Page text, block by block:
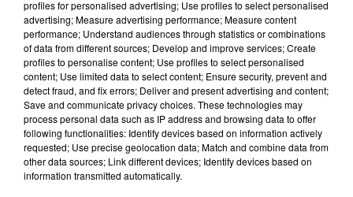
récompensée très tôt, puis passée derrière la caméra,
Hafsia Herzi a construit une trajectoire solide, loin des
effets de mode. Son parcours, marqué par une exigence
constante, fait d’elle l’un des visages les plus singuliers
de sa génération.
Laïla Marrakchi, un retour cannois ancré dans le réel
Laïla Marrakchi revient également sur la Croisette
avecLa Más Dulce, sélectionné à Un Certain Regard. Le
film suit deux jeunes Marocaines parties travailler
profiles for personalised advertising; Use profiles to select personalised
advertising; Measure advertising performance; Measure content
performance; Understand audiences through statistics or combinations
of data from different sources; Develop and improve services; Create
profiles to personalise content; Use profiles to select personalised
content; Use limited data to select content; Ensure security, prevent and
detect fraud, and fix errors; Deliver and present advertising and content;
Save and communicate privacy choices. These technologies may
process personal data such as IP address and browsing data to offer
following functionalities: Identify devices based on information actively
requested; Use precise geolocation data; Match and combine data from
other data sources; Link different devices; Identify devices based on
information transmitted automatically.